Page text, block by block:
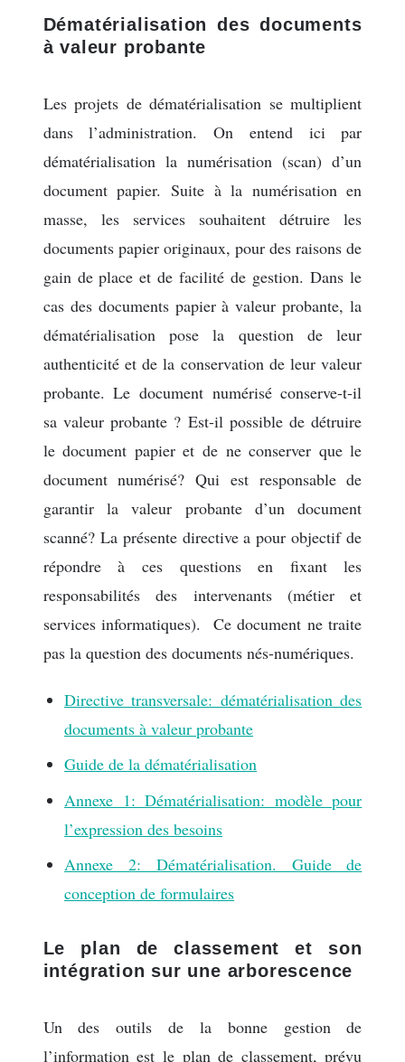
Dématérialisation des documents
à valeur probante
Les projets de dématérialisation se multiplient
dans l’administration. On entend ici par
dématérialisation la numérisation (scan) d’un
document papier. Suite à la numérisation en
masse, les services souhaitent détruire les
documents papier originaux, pour des raisons de
gain de place et de facilité de gestion. Dans le
cas des documents papier à valeur probante, la
dématérialisation pose la question de leur
authenticité et de la conservation de leur valeur
probante. Le document numérisé conserve-t-il
sa valeur probante ? Est-il possible de détruire
le document papier et de ne conserver que le
document numérisé? Qui est responsable de
garantir la valeur probante d’un document
scanné? La présente directive a pour objectif de
répondre à ces questions en fixant les
responsabilités des intervenants (métier et
services informatiques). Ce document ne traite
pas la question des documents nés-numériques.
Directive transversale: dématérialisation des
documents à valeur probante
Guide de la dématérialisation
Annexe 1: Dématérialisation: modèle pour
l’expression des besoins
Annexe 2: Dématérialisation. Guide de
conception de formulaires
Le plan de classement et son
intégration sur une arborescence
Un des outils de la bonne gestion de
l’information est le plan de classement, prévu